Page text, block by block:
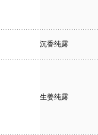
沉香纯露
生姜纯露